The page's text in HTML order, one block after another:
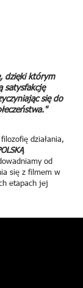
dzięki którym
satysfakcję
się do
działania,
od
się z filmem w
etapach jej